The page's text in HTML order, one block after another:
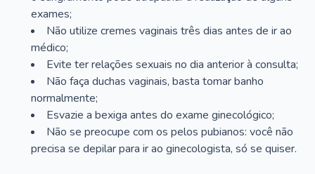
exames;
Não utilize cremes vaginais três dias antes de ir ao
médico;
Evite ter relações sexuais no dia anterior à consulta;
Não faça duchas vaginais, basta tomar banho
normalmente;
Esvazie a bexiga antes do exame ginecológico;
Não se preocupe com os pelos pubianos: você não
precisa se depilar para ir ao ginecologista, só se quiser.